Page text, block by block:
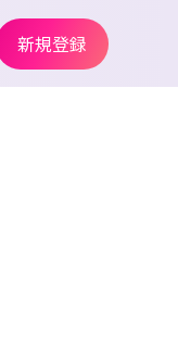
新規登録